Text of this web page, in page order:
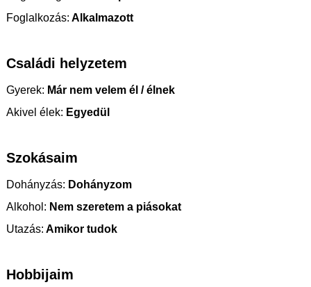
Foglalkozás: Alkalmazott
Családi helyzetem
Gyerek: Már nem velem él / élnek
Akivel élek: Egyedül
Szokásaim
Dohányzás: Dohányzom
Alkohol: Nem szeretem a piásokat
Utazás: Amikor tudok
Hobbijaim